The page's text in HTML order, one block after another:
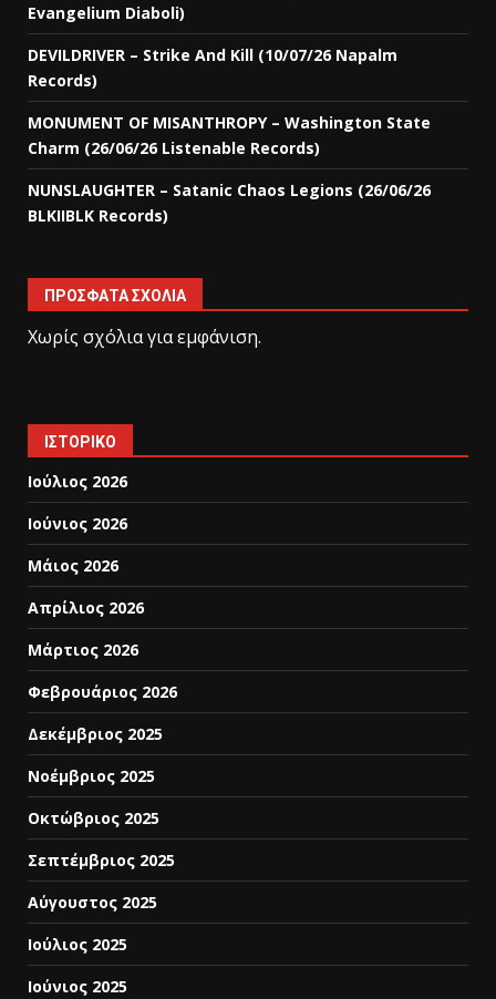
Evangelium Diaboli)
DEVILDRIVER – Strike And Kill (10/07/26 Napalm
Records)
MONUMENT OF MISANTHROPY – Washington State
Charm (26/06/26 Listenable Records)
NUNSLAUGHTER – Satanic Chaos Legions (26/06/26
BLKIIBLK Records)
ΠΡΌΣΦΑΤΑ ΣΧΌΛΙΑ
Χωρίς σχόλια για εμφάνιση.
ΙΣΤΟΡΙΚΌ
Ιούλιος 2026
Ιούνιος 2026
Μάιος 2026
Απρίλιος 2026
Μάρτιος 2026
Φεβρουάριος 2026
Δεκέμβριος 2025
Νοέμβριος 2025
Οκτώβριος 2025
Σεπτέμβριος 2025
Αύγουστος 2025
Ιούλιος 2025
Ιούνιος 2025